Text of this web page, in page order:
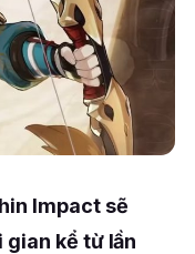
Impact sẽ
gian kể từ lần